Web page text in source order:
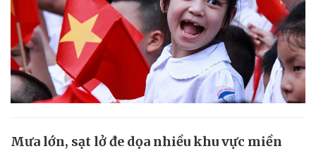
Mưa lớn, sạt lở đe dọa nhiều khu vực miền